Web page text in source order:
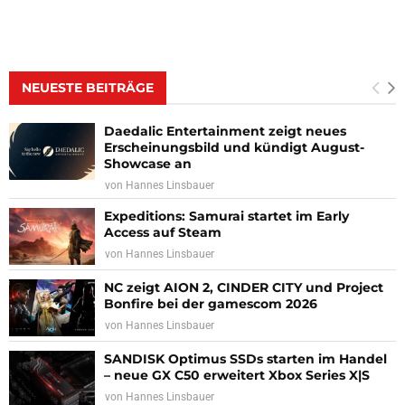
NEUESTE BEITRÄGE
Daedalic Entertainment zeigt neues
Erscheinungsbild und kündigt August-
Showcase an
von Hannes Linsbauer
Expeditions: Samurai startet im Early
Access auf Steam
von Hannes Linsbauer
NC zeigt AION 2, CINDER CITY und Project
Bonfire bei der gamescom 2026
von Hannes Linsbauer
SANDISK Optimus SSDs starten im Handel
– neue GX C50 erweitert Xbox Series X|S
von Hannes Linsbauer